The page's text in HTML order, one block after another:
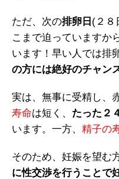
ただ、次の排卵日 (２８
こまで迫っていますから
います！早い人では排
の方には絶好のチャン
実は、無事に受精し、
寿命は短く、 たった２
います。一方、 精子の
そのため、妊娠を望む
に性交渉を行うことで